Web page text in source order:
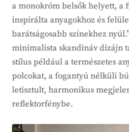
a monokróm belsők helyett, a
inspirálta anyagokhoz és
barátságosabb színekhez
minimalista skandináv dizájn
stílus például a természetes
polcokat, a fogantyú nélküli
letisztult, harmonikus
reflektorfénybe.